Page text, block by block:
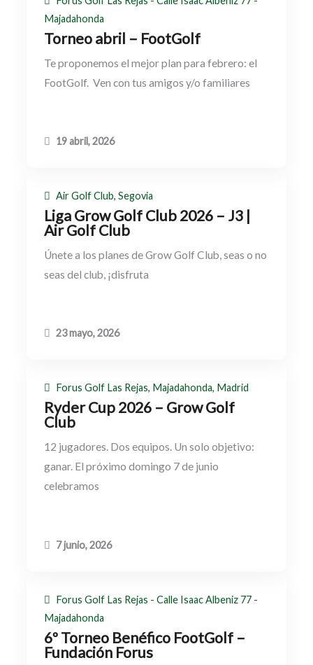
Majadahonda
Torneo abril – FootGolf
Te proponemos el mejor plan para febrero: el
FootGolf. Ven con tus amigos y/o familiares
19 abril, 2026
Air Golf Club, Segovia
Liga Grow Golf Club 2026 – J3 |
Air Golf Club
Únete a los planes de Grow Golf Club, seas o no
seas del club, ¡disfruta
23 mayo, 2026
Forus Golf Las Rejas, Majadahonda, Madrid
Ryder Cup 2026 – Grow Golf
Club
12 jugadores. Dos equipos. Un solo objetivo:
ganar. El próximo domingo 7 de junio
celebramos
7 junio, 2026
Forus Golf Las Rejas - Calle Isaac Albeniz 77 -
Majadahonda
6º Torneo Benéfico FootGolf –
Fundación Forus